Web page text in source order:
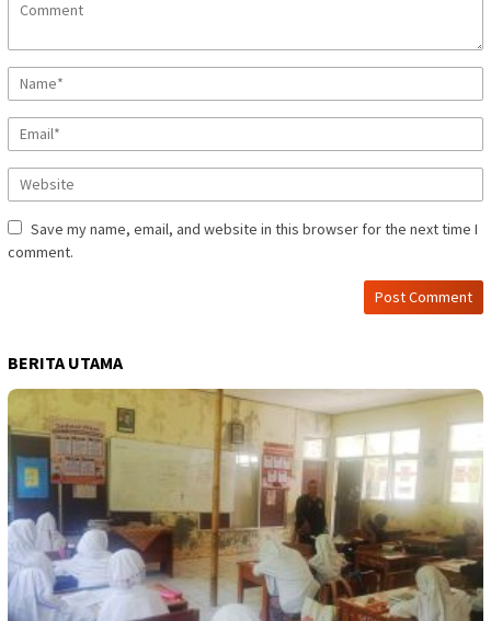
Save my name, email, and website in this browser for the next time I
comment.
BERITA UTAMA